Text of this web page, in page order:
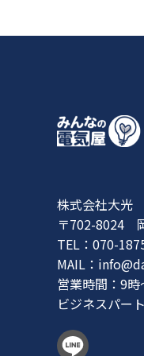
株式会社大光
〒702-8024
TEL：070-
MAIL：
営業時間：9
ビジネスパー